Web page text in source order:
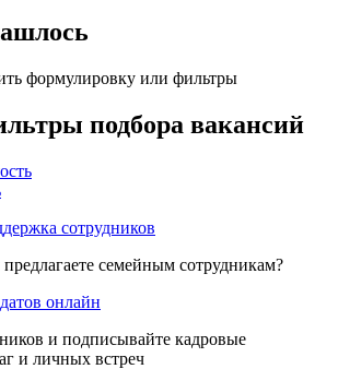
формулировку или фильтры
подбора вакансий
сотрудников
семейным сотрудникам?
онлайн
и подписывайте кадровые
и личных встреч